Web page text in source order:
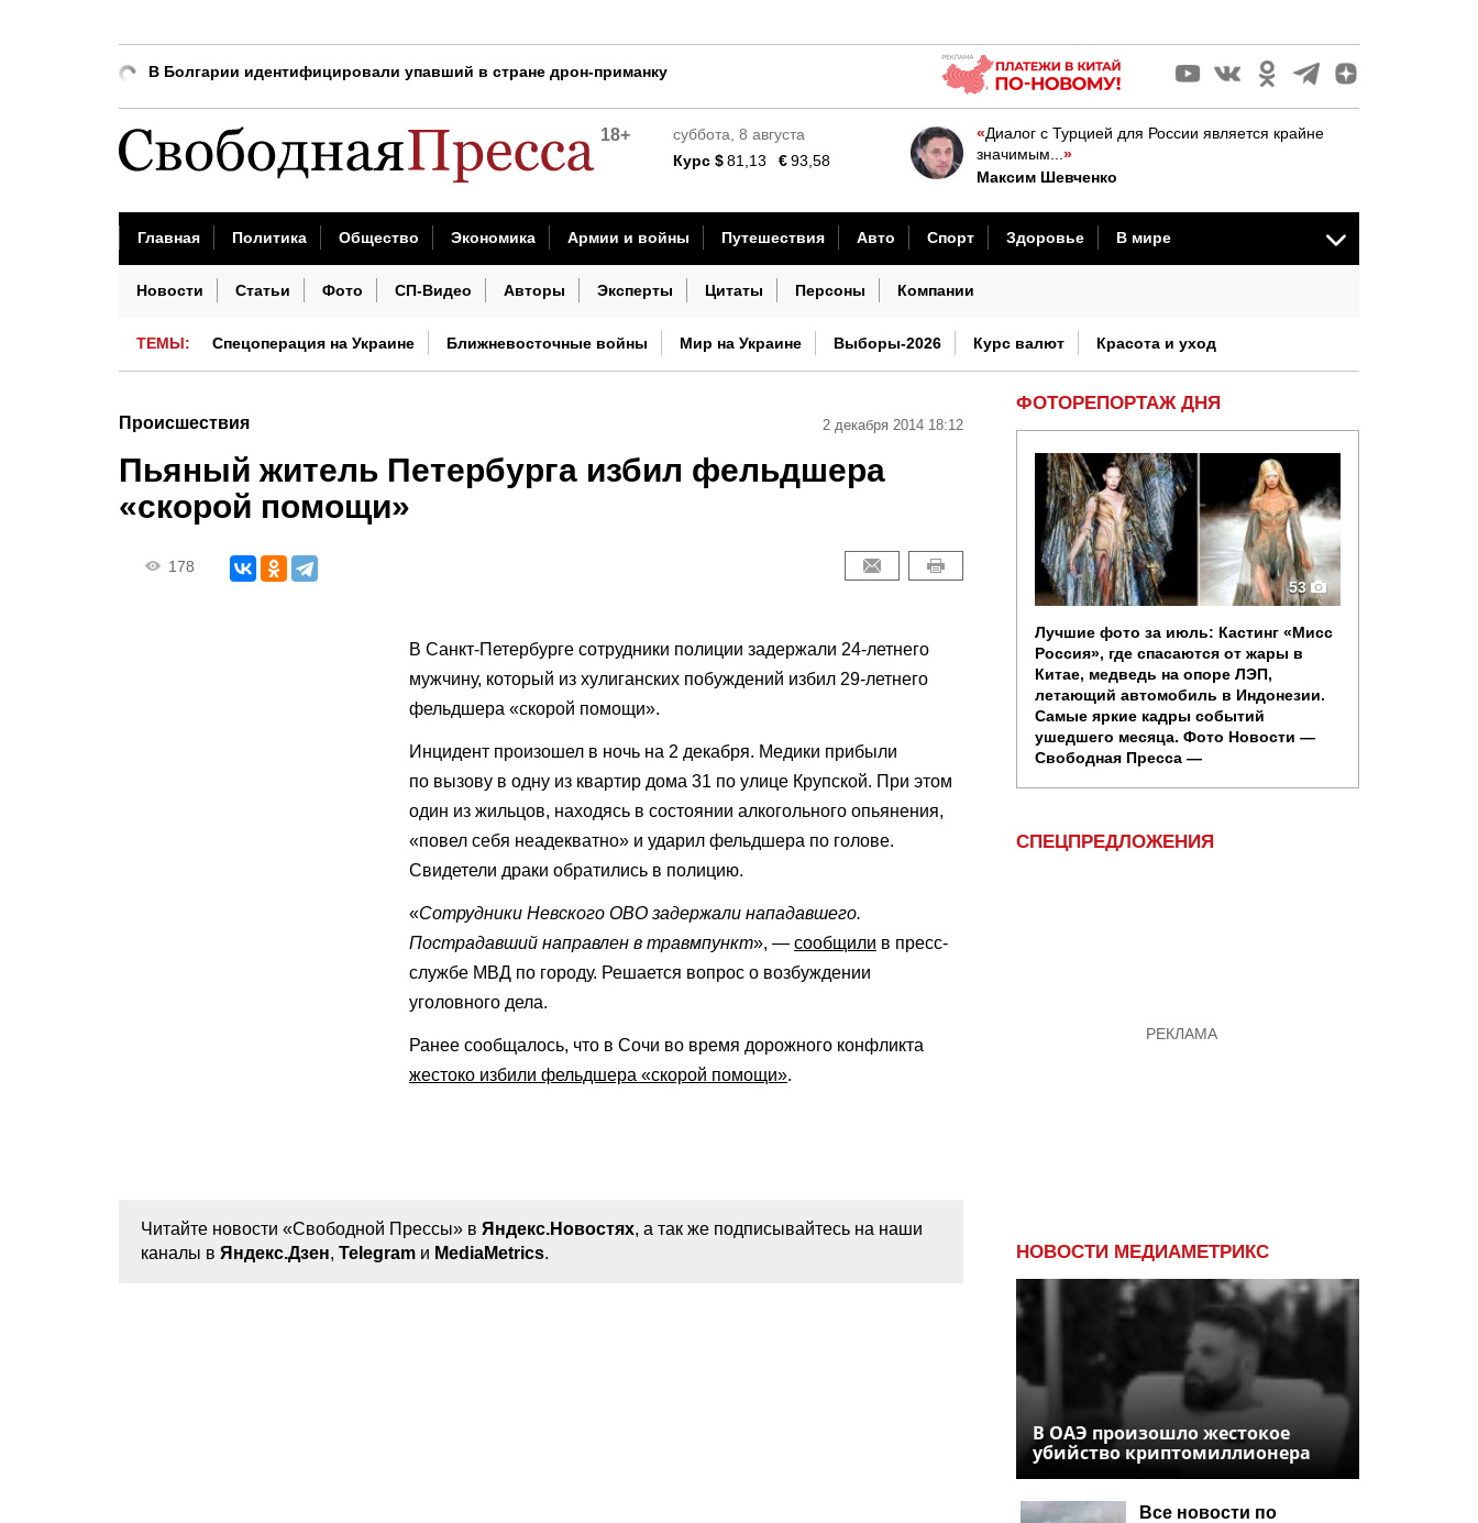
В Болгарии идентифицировали упавший в стране дрон-приманку
Зеленский: В России планируют разместить до 50 тысяч военных КНДР
В зоне СВО ликвидировали начальника штаба батальона ВСУ
На Украине наблюдается дефицит продуктов
Bloomberg: Украина может капитулировать, полностью передав Донбасс России
18+
суббота, 8 августа
Курс $81,13 €93,58
«Диалог с Турцией для России является крайне
значимым... »
Максим Шевченко
Главная Политика Общество Экономика Армии и войны Путешествия Авто Спорт Здоровье В мире
Бизнес сегодня Недвижимость Происшествия Наука и технологии Культура Погода История
Новости Статьи Фото СП-Видео Авторы Эксперты Цитаты Персоны Компании
ТЕМЫ: Спецоперация на Украине Ближневосточные войны Мир на Украине Выборы-2026 Курс валют Красота и уход
Происшествия 2 декабря 2014 18:12
Пьяный житель Петербурга избил фельдшера
«скорой помощи»
178
В Санкт-Петербурге сотрудники полиции задержали 24-летнего
мужчину, который из хулиганских побуждений избил 29-летнего
фельдшера «скорой помощи».
Инцидент произошел в ночь на 2 декабря. Медики прибыли
по вызову в одну из квартир дома 31 по улице Крупской. При этом
один из жильцов, находясь в состоянии алкогольного опьянения,
«повел себя неадекватно» и ударил фельдшера по голове.
Свидетели драки обратились в полицию.
«Сотрудники Невского ОВО задержали нападавшего.
Пострадавший направлен в травмпункт», — сообщили в пресс-
службе МВД по городу. Решается вопрос о возбуждении
уголовного дела.
Ранее сообщалось, что в Сочи во время дорожного конфликта
жестоко избили фельдшера «скорой помощи».
Читайте новости «Свободной Прессы» в Яндекс.Новостях, а так же подписывайтесь на наши
каналы в Яндекс.Дзен, Telegram и MediaMetrics.
ФОТОРЕПОРТАЖ ДНЯ
53
Лучшие фото за июль: Кастинг «Мисс
Россия», где спасаются от жары в
Китае, медведь на опоре ЛЭП,
летающий автомобиль в Индонезии.
Самые яркие кадры событий
ушедшего месяца. Фото Новости —
Свободная Пресса —
СПЕЦПРЕДЛОЖЕНИЯ
НОВОСТИ МЕДИАМЕТРИКС
В ОАЭ произошло жестокое
убийство криптомиллионера
Все новости по